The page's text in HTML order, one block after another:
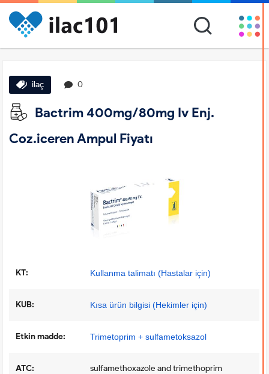
ilaç 0
Bactrim 400mg/80mg Iv Enj.
Coz.iceren Ampul Fiyatı
KT: Kullanma talimatı (Hastalar için)
KUB: Kısa ürün bilgisi (Hekimler için)
Etkin madde: Trimetoprim + sulfametoksazol
ATC: sulfamethoxazole and trimethoprim